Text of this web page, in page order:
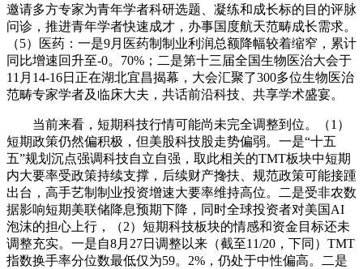
邀请多方专家为青年学者科研选题、凝练和成长标的目的评脉
问诊，推进青年学者快速成才，办事国度航天范畴成长需求。
（5）医药：一是9月医药制制业利润总额降幅较着缩窄，累计
同比增速回升至-0。70%；二是第十三届全国生物医治大会于
11月14-16日正在湖北宜昌揭幕，大会汇聚了300多位生物医治
范畴专家学者及临床大夫，共话前沿科技、共享学术盛宴。
当前来看，短期科技行情可能尚未完全调整到位。（1）
短期政策仍然偏积极，但美股科技股走势偏弱。一是“十五
五”规划沉点强调科技自立自强，取此相关的TMT板块中短期
内大要率受政策持续支撑，后续财产搀扶、规范政策可能接踵
出台，高手艺制制业投资增速大要率维持高位。二是受非农数
据影响短期美联储降息预期下降，同时全球投资者对美国AI
泡沫的担心上行，（2）短期科技板块的情感和资金目标还未
调整充实。一是自8月27日调整以来（截至11/20，下同）TMT
指数换手率分位数最低仅为59。2%，仍处于中性偏高。二是